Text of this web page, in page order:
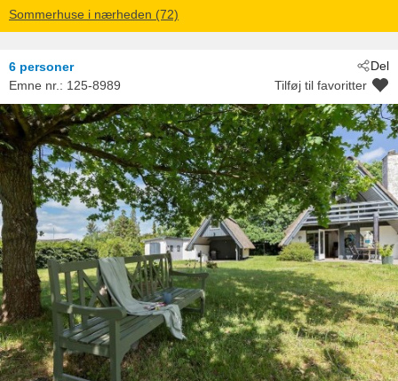
Sommerhuse i nærheden (72)
Del
6 personer
Emne nr.: 125-8989 Tilføj til favoritter